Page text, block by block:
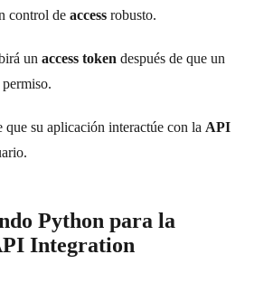
control de access robusto.
un access token después de que un
que su aplicación interactúe con la API
Python para la
Integration